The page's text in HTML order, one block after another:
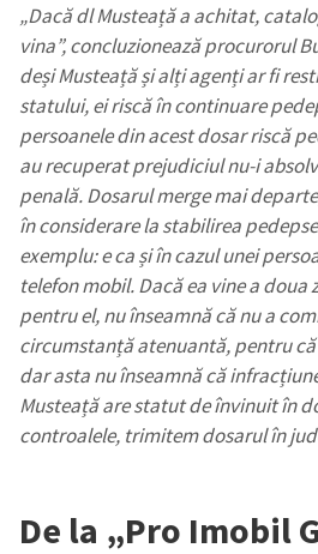
„Dacă dl Musteață a achitat,
vina”, concluzionează procurorul
deși Musteață și alți agenți ar fi
statului, ei riscă în continuare
persoanele din acest dosar riscă
au recuperat prejudiciul nu-i
penală. Dosarul merge mai
în considerare la stabilirea
exemplu: e ca și în cazul unei
telefon mobil. Dacă ea vine a doua
pentru el, nu înseamnă că nu a
circumstanță atenuantă, pentru
dar asta nu înseamnă că
Musteață are statut de învinuit în
controalele, trimitem dosarul în
De la „Pro Imobil